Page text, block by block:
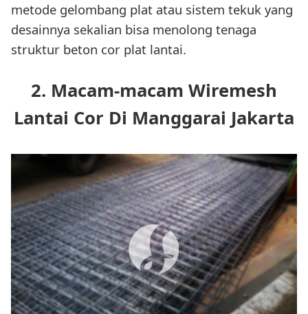
metode gelombang plat atau sistem tekuk yang
desainnya sekalian bisa menolong tenaga
struktur beton cor plat lantai.
2. Macam-macam Wiremesh
Lantai Cor Di Manggarai Jakarta